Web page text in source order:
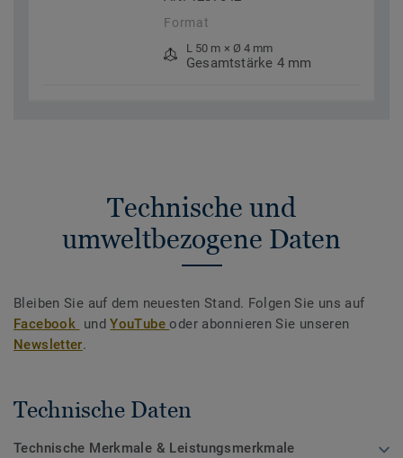
Format
L 50 m × Ø 4 mm
Gesamtstärke 4 mm
Technische und
umweltbezogene Daten
Bleiben Sie auf dem neuesten Stand. Folgen Sie uns auf
Facebook undYouTubeoder abonnieren Sie unseren
Newsletter.
Technische Daten
Technische Merkmale & Leistungsmerkmale